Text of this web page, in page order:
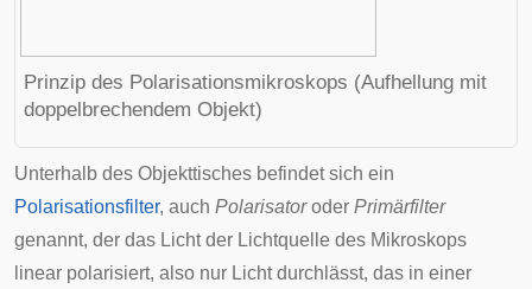
Prinzip des Polarisationsmikroskops (Aufhellung mit
doppelbrechendem Objekt)
Unterhalb des Objekttisches befindet sich ein
Polarisationsfilter, auch Polarisatoroder Primärfilter
genannt, der das Licht der Lichtquelle des Mikroskops
linear polarisiert, also nur Licht durchlässt, das in einer